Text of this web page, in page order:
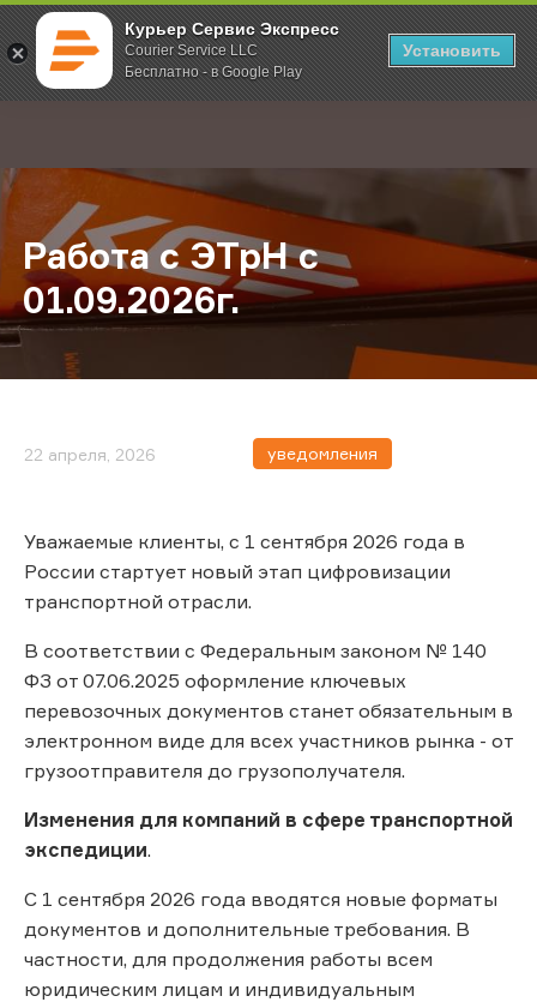
Курьер Сервис Экспресс
Courier Service LLC
Бесплатно - в Google Play
Установить
; Главная О компании Новости Работа с ЭТрН с 01.09.2026г.
Работа с ЭТрН с
01.09.2026г.
22 апреля, 2026 уведомления
Уважаемые клиенты, с 1 сентября 2026 года в
России стартует новый этап цифровизации
транспортной отрасли.
В соответствии с Федеральным законом № 140
ФЗ от 07.06.2025 оформление ключевых
перевозочных документов станет обязательным в
электронном виде для всех участников рынка - от
грузоотправителя до грузополучателя.
Изменения для компаний в сфере транспортной
экспедиции.
С 1 сентября 2026 года вводятся новые форматы
документов и дополнительные требования. В
частности, для продолжения работы всем
юридическим лицам и индивидуальным